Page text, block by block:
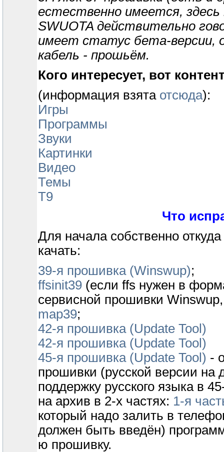
естественно имеется,
SWUOTA действительно
имеет статус бета-версии,
кабель - прошьём.
Кого интересует, вот
(информация взята отсюда):
Игры
Программы
Звуки
Картинки
Видео
Темы
Т9
Что
Для начала собственно
качать:
39-я прошивка (Winswup);
ffsinit39 (если ffs нужен в
сервисной прошивки
map39;
42-я прошивка (Update Tool)
42-я прошивка (Update Tool)
45-я прошивка (Update Tool) -
прошивки (русской версии на
поддержку русского языка в
на архив в 2-х частях: 1-я
который надо залить в
должен быть введён)
ю прошивку.